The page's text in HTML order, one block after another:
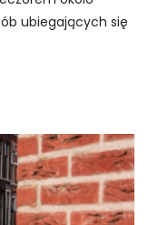
ubiegających się